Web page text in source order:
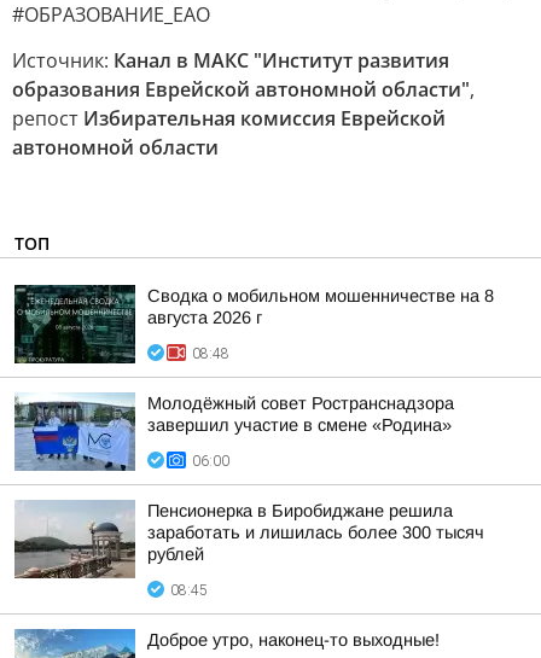
#ОБРАЗОВАНИЕ_ЕАО
Источник: Канал в МАКС "Институт развития
образования Еврейской автономной области",
репост Избирательная комиссия Еврейской
автономной области
ТОП
Сводка о мобильном мошенничестве на 8
августа 2026 г
08:48
Молодёжный совет Ространснадзора
завершил участие в смене «Родина»
06:00
Пенсионерка в Биробиджане решила
заработать и лишилась более 300 тысяч
рублей
08:45
Доброе утро, наконец-то выходные!